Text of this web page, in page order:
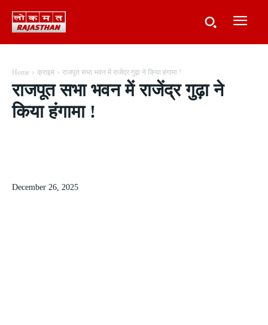
Home क्राइम राजपूत सभा भवन में राजेंद्र गुढ़ा ने किया हंगामा !
राजपूत सभा भवन में राजेंद्र गुढ़ा ने
किया हंगामा !
December 26, 2025